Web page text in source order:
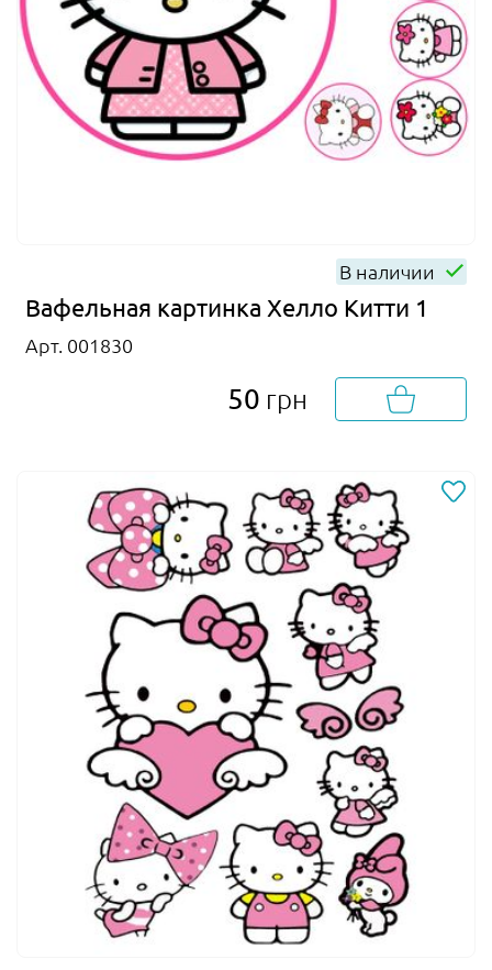
В наличии
Вафельная картинка Хелло Китти 1
Арт. 001830
50 грн